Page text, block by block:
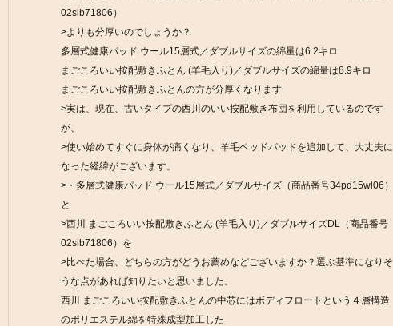
02sib71806）
>よりも分厚いのでしょうか？
多層式健康パッド ウール15層式／ダブルサイズの綿量は6.2キロ
まごころいい按配敷きふとん (羊毛入り)／ダブルサイズの綿量は8.9キロ
まごころいい按配敷きふとんの方が分厚くなります
>実は、現在、古いタイプの西川のいい按配敷き布団を利用しているのです
が、
>使い始めてすぐに身体が痛くなり、羊毛ベッドパッドを追加して、大丈夫に
なった経緯がございます。
>・多層式健康パッド ウール15層式／ダブルサイズ（商品番号34pd15wl06）
と
>西川 まごころいい按配敷きふとん (羊毛入り)／ダブルサイズDL（商品番号
02sib71806）を
>比べた場合、どちらの方がどうお薦めなどございますか？選ぶ基準になりそ
うな点があれば知りたいと思いました。
西川 まごころいい按配敷きふとんの中芯にはボディフロートという４層構造
のポリエステル綿を特殊成型加工した